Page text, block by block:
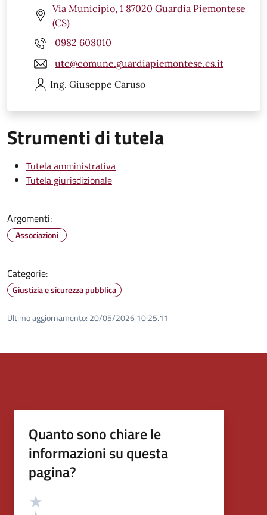
Via Municipio, 1 87020 Guardia Piemontese
(CS)
0982 608010
utc@comune.guardiapiemontese.cs.it
Ing. Giuseppe Caruso
Strumenti di tutela
Tutela amministrativa
Tutela giurisdizionale
Argomenti:
Associazioni
Categorie:
Giustizia e sicurezza pubblica
Ultimo aggiornamento: 20/05/2026 10:25.11
Quanto sono chiare le
informazioni su questa
pagina?
Valutazione